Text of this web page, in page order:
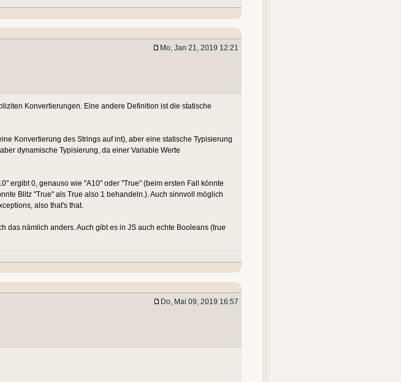
Mo, Jan 21, 2019 12:21
Konvertierungen. Eine andere Definition ist die statische
Konvertierung des Strings auf int), aber eine statische Typisierung
dynamische Typisierung, da einer Variable Werte
ergibt 0, genauso wie "A10" oder "True" (beim ersten Fall könnte
Blitz "True" als True also 1 behandeln.). Auch sinnvoll möglich
also that's that.
das nämlich anders. Auch gibt es in JS auch echte Booleans (true
Do, Mai 09, 2019 16:57